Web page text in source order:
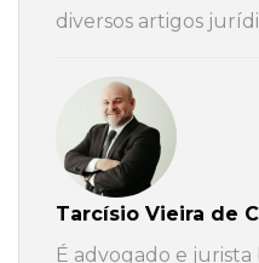
diversos artigos
Tarcísio Vieira de
É advogado e jurista